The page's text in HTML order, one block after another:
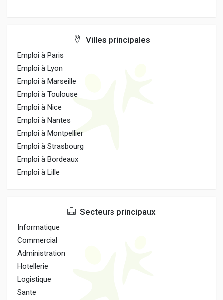
Villes principales
Emploi à Paris
Emploi à Lyon
Emploi à Marseille
Emploi à Toulouse
Emploi à Nice
Emploi à Nantes
Emploi à Montpellier
Emploi à Strasbourg
Emploi à Bordeaux
Emploi à Lille
Secteurs principaux
Informatique
Commercial
Administration
Hotellerie
Logistique
Sante